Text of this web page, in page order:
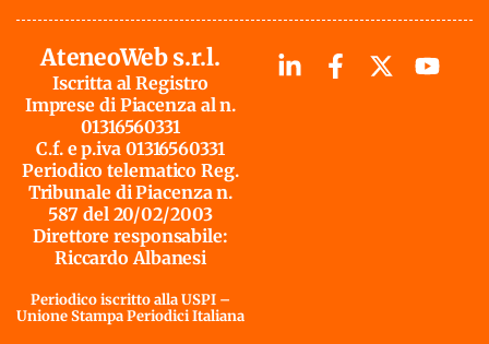
AteneoWeb s.r.l.
Iscritta al Registro
Imprese di Piacenza al n.
01316560331
C.f. e p.iva 01316560331
Periodico telematico Reg.
Tribunale di Piacenza n.
587 del 20/02/2003
Direttore responsabile:
Riccardo Albanesi
Periodico iscritto alla USPI –
Unione Stampa Periodici Italiana